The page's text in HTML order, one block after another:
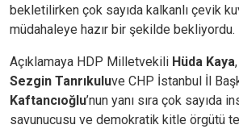
bekletilirken çok sayıda kalkanlı çevik
müdahaleye hazır bir şekilde bekliyordu.
Açıklamaya HDP Milletvekili Hüda Kaya
Sezgin Tanrıkuluve CHP İstanbul İl
Kaftancıoğlu’nun yanı sıra çok sayıda
savunucusu ve demokratik kitle örgütü